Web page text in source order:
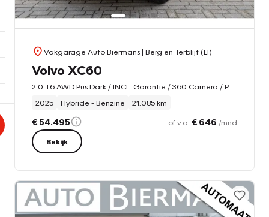
Vakgarage Auto Biermans| Berg en Terblijt (LI)
Volvo XC60
2025
Hybride - Benzine 21.085 km
€ 54.495 of v.a. € 646 /mnd
Bekijk